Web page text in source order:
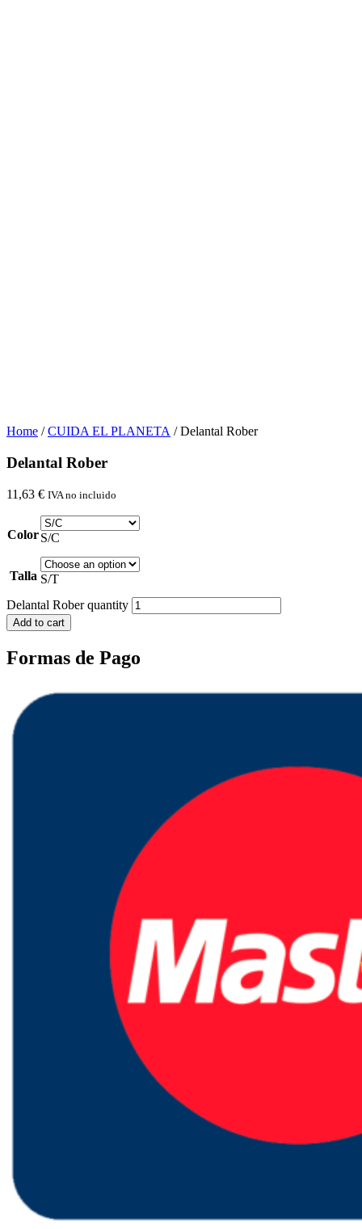
Home /CUIDA EL PLANETA / Delantal Rober
Delantal Rober
11,63 € IVA no incluido
ColorS/C
Talla S/T
Delantal Rober quantity
Add to cart
Formas de Pago